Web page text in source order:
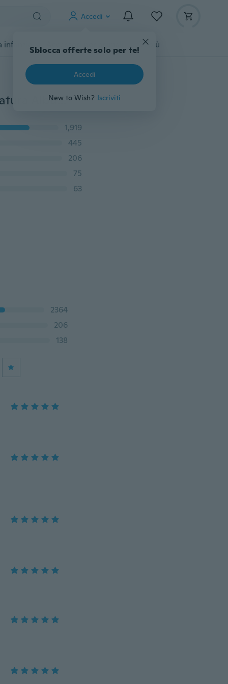
Accedi
Sblocca offerte solo per te!
Accedi
New to Wish? Iscriviti
infanzia Accessori per animali Di più
26pcs lettere taglio muore stencil Scrapbooking goffratura Album Card Craft
1,919
445
206
75
63
2364
206
138